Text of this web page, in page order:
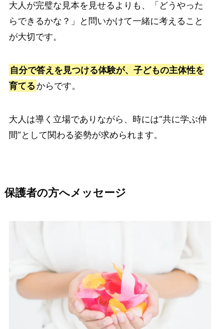
大人が完璧な見本を見せるよりも、「どうやった
らできるかな？」と問いかけて一緒に考えること
が大切です。
自分で答えを見つける体験が、子どもの主体性を
育てるからです。
大人は導く立場でありながら、時には“共に学ぶ仲
間”として関わる姿勢が求められます。
保護者の方へメッセージ